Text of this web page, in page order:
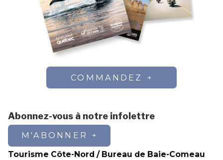
COMMANDEZ
Abonnez-vous à notre infolettre
M'ABONNER
Tourisme Côte-Nord / Bureau de Baie-Comeau